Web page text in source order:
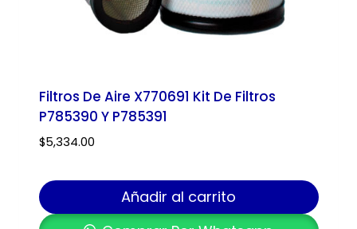
Filtros De Aire X770691 Kit De Filtros
P785390 Y P785391
$5,334.00
Añadir al carrito